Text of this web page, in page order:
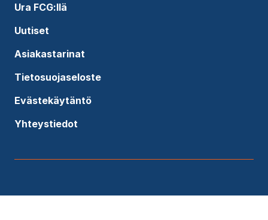
Ura FCG:llä
Uutiset
Asiakastarinat
Tietosuojaseloste
Evästekäytäntö
Yhteystiedot